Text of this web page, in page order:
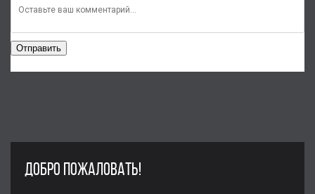
Отправить
ДОБРО ПОЖАЛОВАТЬ!